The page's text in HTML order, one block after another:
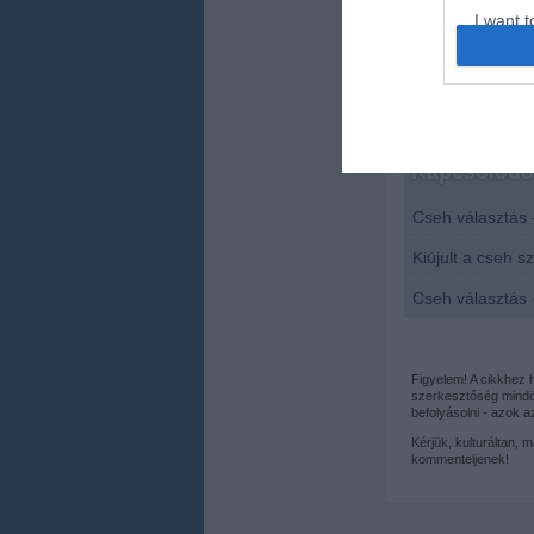
I want
web
I want
november
Cseh
Kiújult a cseh
Cseh választás
Figyelem! A cikkhez
szerkesztőség
befolyásolni - azok
Kérjük, kulturáltan,
kommenteljenek!